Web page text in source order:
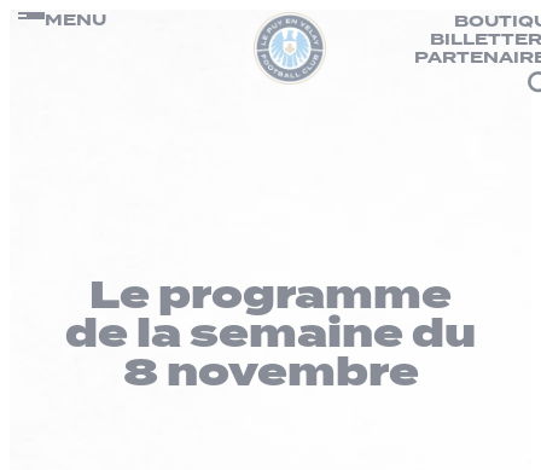
Passer
MENU
Le programme
de la semaine du
8 novembre
Panneau de gestion des cookies